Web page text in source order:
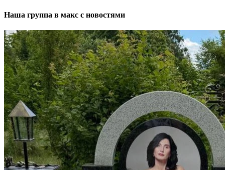
Наша группа в макс с новостями